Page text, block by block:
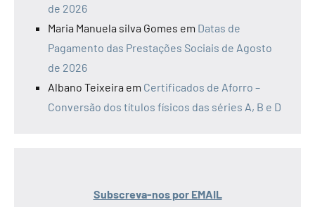
de 2026
Maria Manuela silva Gomes em Datas de
Pagamento das Prestações Sociais de Agosto
de 2026
Albano Teixeira em Certificados de Aforro –
Conversão dos títulos físicos das séries A, B e D
Subscreva-nos por EMAIL